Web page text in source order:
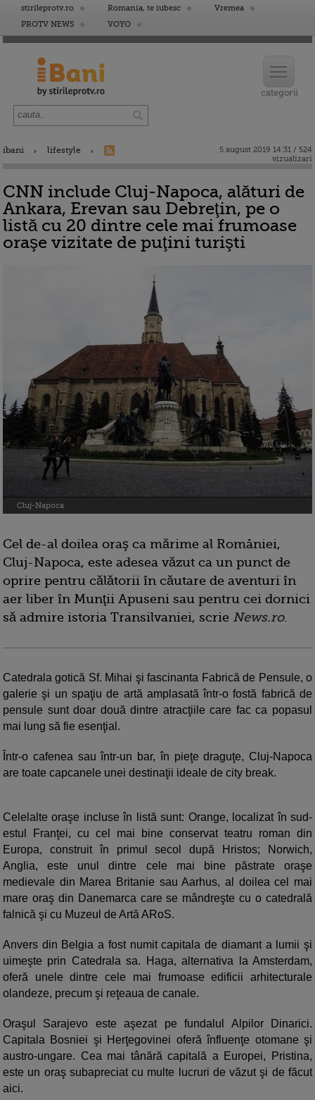
stirileprotv.ro Romania, te iubesc
Vremea
PROTV NEWS
VOYO
ibani lifestyle
5 august 2019 14:31 / 524
vizualizari
CNN include Cluj-Napoca, alături de
Ankara, Erevan sau Debreţin, pe o
listă cu 20 dintre cele mai frumoase
oraşe vizitate de puţini turişti
Cluj-Napoca
Cel de-al doilea oraş ca mărime al României,
Cluj-Napoca, este adesea văzut ca un punct de
oprire pentru călătorii în căutare de aventuri în
aer liber în Munţii Apuseni sau pentru cei dornici
să admire istoria Transilvaniei, scrie News.ro.
Catedrala gotică Sf. Mihai şi fascinanta Fabrică de Pensule, o
galerie şi un spaţiu de artă amplasată într-o fostă fabrică de
pensule sunt doar două dintre atracţiile care fac ca popasul
mai lung să fie esenţial.
Într-o cafenea sau într-un bar, în pieţe draguţe, Cluj-Napoca
are toate capcanele unei destinaţii ideale de city break.
Celelalte oraşe incluse în listă sunt: Orange, localizat în sud-
estul Franţei, cu cel mai bine conservat teatru roman din
Europa, construit în primul secol după Hristos; Norwich,
Anglia, este unul dintre cele mai bine păstrate oraşe
medievale din Marea Britanie sau Aarhus, al doilea cel mai
mare oraş din Danemarca care se mândreşte cu o catedrală
falnică şi cu Muzeul de Artă ARoS.
Anvers din Belgia a fost numit capitala de diamant a lumii şi
uimeşte prin Catedrala sa. Haga, alternativa la Amsterdam,
oferă unele dintre cele mai frumoase edificii arhitecturale
olandeze, precum şi reţeaua de canale.
Oraşul Sarajevo este aşezat pe fundalul Alpilor Dinarici.
Capitala Bosniei şi Herţegovinei oferă înfluenţe otomane şi
austro-ungare. Cea mai tânără capitală a Europei, Pristina,
este un oraş subapreciat cu multe lucruri de văzut şi de făcut
aici.